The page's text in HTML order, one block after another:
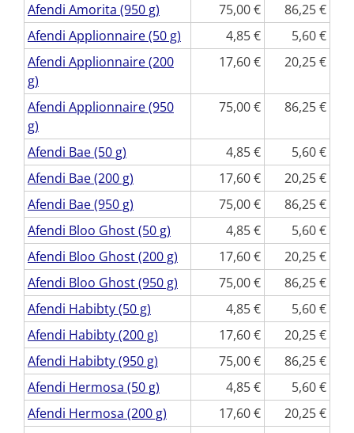
Afendi Amorita (950 g)
75,00
86,25
Afendi Applionnaire (50 g)
4,85
5,60
Afendi Applionnaire (200
g)
17,60 20,25
Afendi Applionnaire (950
g)
75,00 86,25
Afendi Bae (50 g) 4,85
5,60
Afendi Bae (200 g)
17,60
20,25
Afendi Bae (950 g)
75,00
86,25
Afendi Bloo Ghost (50 g)
4,85
5,60
Afendi Bloo Ghost (200 g)
17,60
20,25
Afendi Bloo Ghost (950 g)
75,00
86,25
Afendi Habibty (50 g)
4,85
5,60
Afendi Habibty (200 g)
17,60
20,25
Afendi Habibty (950 g)
75,00
86,25
Afendi Hermosa (50 g)
4,85
5,60
Afendi Hermosa (200 g)
17,60
20,25